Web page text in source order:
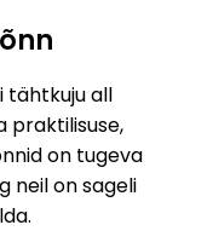
tähtkuju all
praktilisuse,
on tugeva
neil on sageli